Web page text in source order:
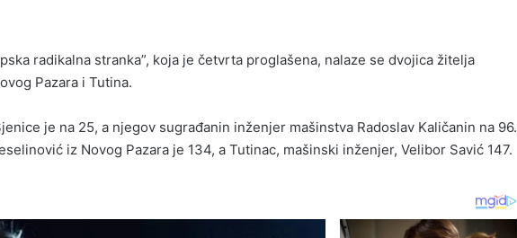
radikalna stranka”, koja je četvrta proglašena, nalaze se dvojica žitelja
Pazara i Tutina.
je na 25, a njegov sugrađanin inženjer mašinstva Radoslav Kaličanin na 96.
iz Novog Pazara je 134, a Tutinac, mašinski inženjer, Velibor Savić 147.